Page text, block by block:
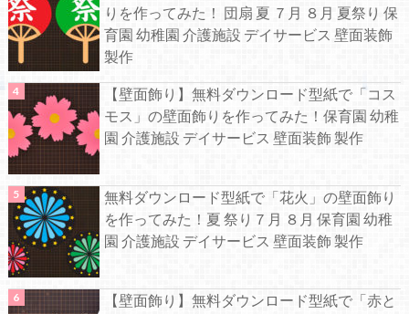
りを作ってみた！ 団扇 夏 ７月 ８月 夏祭り 保
育園 幼稚園 介護施設 デイサービス 壁面装飾
製作
【壁面飾り】無料ダウンロード型紙で「コス
モス」の壁面飾りを作ってみた！保育園 幼稚
園 介護施設 デイサービス 壁面装飾 製作
無料ダウンロード型紙で「花火」の壁面飾り
を作ってみた！夏 祭り７月 ８月 保育園 幼稚
園 介護施設 デイサービス 壁面装飾 製作
【壁面飾り】無料ダウンロード型紙で「赤と